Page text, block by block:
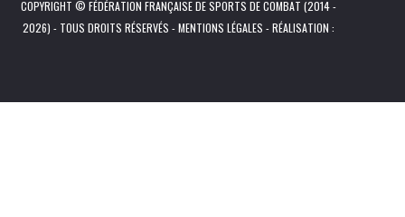
COPYRIGHT © FÉDÉRATION FRANÇAISE DE SPORTS DE COMBAT (2014 -
2026) - TOUS DROITS RÉSERVÉS -MENTIONS LÉGALES - RÉALISATION :